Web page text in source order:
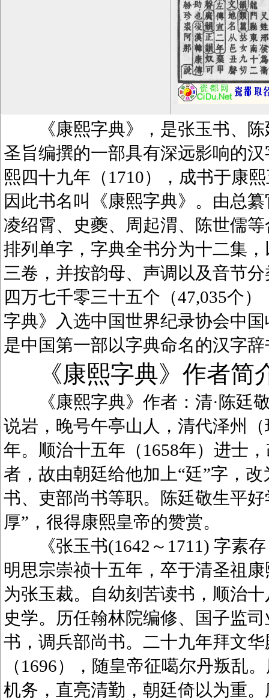
《康熙字典》，是张玉书、陈
圣旨编撰的一部具有深远影响的
熙四十九年（1710），成书于康
因此书名叫《康熙字典》。由总
凌绍霄、史夔、周起渭、陈世儒
排列单字，字典全书分为十二集
三卷，并按韵母、声调以及音节
四万七千零三十五个（47,035个
字典》入选中国世界纪录协会中
是中国第一部以字典命名的汉字辞
《康熙字典》作者简
《康熙字典》作者：清·陈廷敬
说岩，晚号午亭山人，清代泽州
年。顺治十五年（1658年）进士
者，故由朝廷给他加上“廷”字，
书、吏部尚书等职。陈廷敬生平
厚”，很得康熙皇帝的赞赏。
《张玉书(1642～1711) 字素存
明思宗崇祯十五年，卒于清圣祖
为张玉裁。自幼刻苦读书，顺治
史学。历任翰林院编修、国子监
书，调兵部尚书。二十九年拜文
（1696），随皇帝征噶尔丹叛乱
机务，直亮清勤，朝廷倚以为重